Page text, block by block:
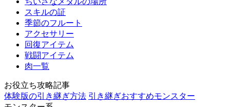
スキルの証
季節のフルート
アクセサリー
回復アイテム
戦闘アイテム
肉一覧
お役立ち攻略記事
体験版の引き継ぎ方法 引き継ぎおすすめモンスター